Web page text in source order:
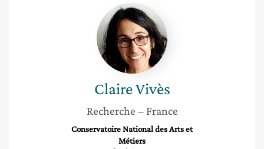
Claire
Vivès
ClaireVivès
Recherche – France
Conservatoire National des Arts et
Métiers